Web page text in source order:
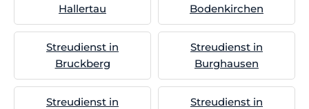
Hallertau
Bodenkirchen
Streudienst in
Bruckberg
Streudienst in
Burghausen
Streudienst in
Streudienst in